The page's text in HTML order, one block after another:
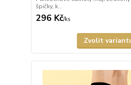
špičky, k...
296 Kč/ks
Zvolit